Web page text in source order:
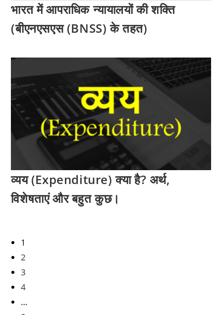
भारत में आपराधिक न्यायालयों की शक्ति
(बीएनएसएस (BNSS) के तहत)
व्यय (Expenditure) क्या है? अर्थ,
विशेषताएं और बहुत कुछ।
1
2
3
4
…